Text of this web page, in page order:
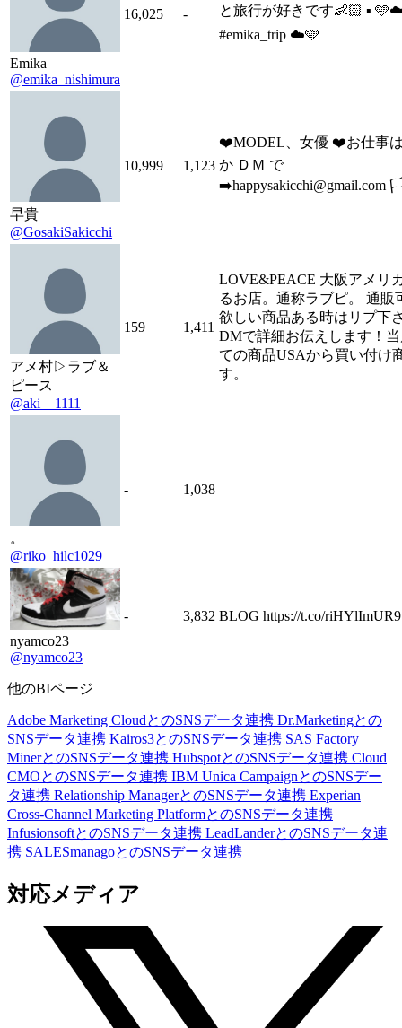
Emika
@emika_nishimura
16,025 -
と旅行が好きです👶🏻 ▪︎
#emika_trip ☁️🩵
早貴
@GosakiSakicchi
10,999 1,123
❤️MODEL、女優 ❤️お仕事
か ＤＭ で
➡️happysakicchi@gmail.com
アメ村▷ラブ＆
ピース
@aki__1111
159 1,411
LOVE&PEACE 大阪アメリ
るお店。通称ラブピ。 通
欲しい商品ある時はリプ下
DMで詳細お伝えします！
ての商品USAから買い付け
す。
。
@riko_hilc1029
- 1,038
nyamco23
@nyamco23
- 3,832 BLOG https://t.co/riHYlImUR9
他のBIページ
Adobe Marketing CloudとのSNSデータ連携 Dr.Marketingとの
SNSデータ連携 Kairos3とのSNSデータ連携 SAS Factory
MinerとのSNSデータ連携 HubspotとのSNSデータ連携 Cloud
CMOとのSNSデータ連携 IBM Unica CampaignとのSNSデー
タ連携 Relationship ManagerとのSNSデータ連携 Experian
Cross-Channel Marketing PlatformとのSNSデータ連携
InfusionsoftとのSNSデータ連携 LeadLanderとのSNSデータ連
携 SALESmanagoとのSNSデータ連携
対応メディア